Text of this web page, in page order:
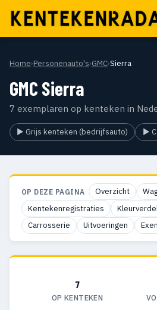
Home›Personenauto's›GMC›Sierra
GMC Sierra
7 exemplaren op kenteken in
▶ Grijs kenteken (bedrijfsauto) ▶
OP DEZE PAGINA Overzicht
Kentekenregistraties
Carrosserie
Uitvoeringen
7
OP KENTEKEN